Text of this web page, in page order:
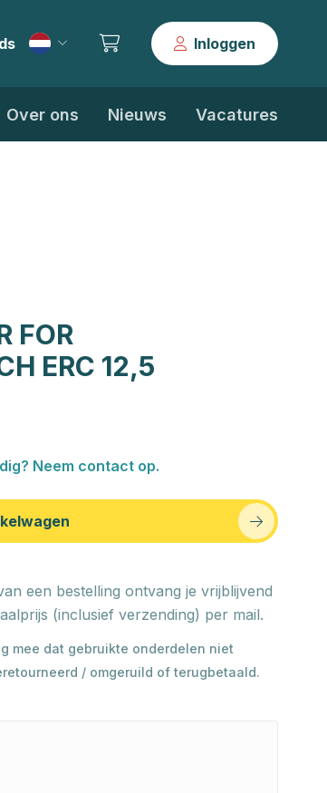
Inloggen
Over ons Nieuws Vacatures
FOR
ERC 12,5
Neem contact op.
een bestelling ontvang je vrijblijvend
(inclusief verzending) per mail.
mee dat gebruikte onderdelen niet
/ omgeruild of terugbetaald.